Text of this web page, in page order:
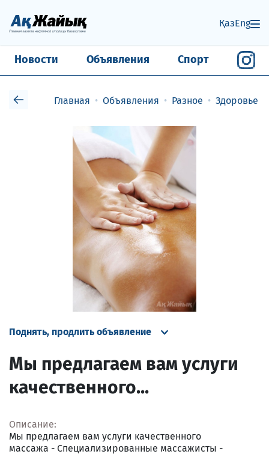
ҚазEng
Новости Объявления Спорт
Главная Объявления Разное Здоровье и
Мы предлагаем вам услуги
качественного...
Поднять, продлить объявление
Описание:
Мы предлагаем вам услуги качественного
массажа - Специализированные массажисты -